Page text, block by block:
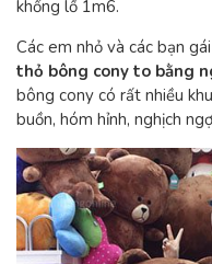
khổng lồ 1m6.
Các em nhỏ và các bạn
thỏ bông cony to bằng
bông cony có rất nhiều
buồn, hóm hỉnh, nghịch